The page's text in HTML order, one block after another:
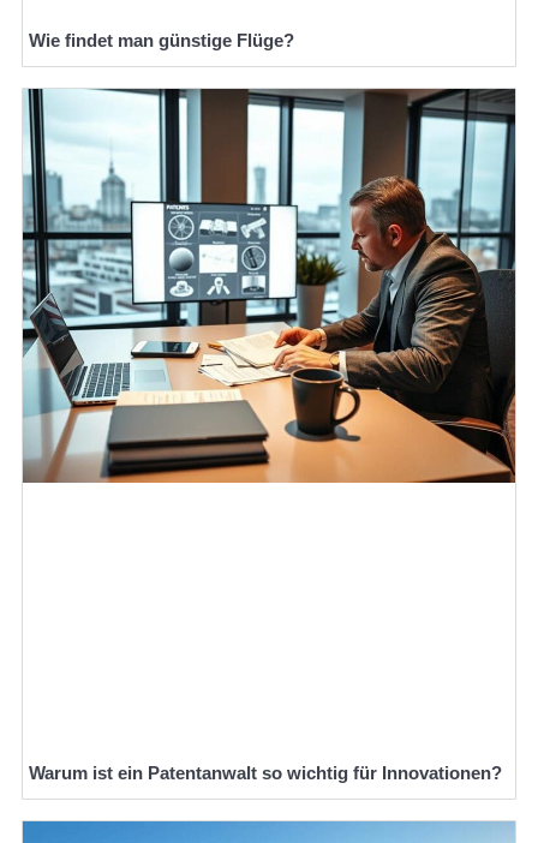
Wie findet man günstige Flüge?
Warum ist ein Patentanwalt so wichtig für Innovationen?